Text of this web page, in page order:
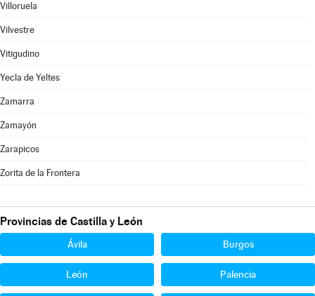
Villoruela
Vilvestre
Vitigudino
Yecla de Yeltes
Zamarra
Zamayón
Zarapicos
Zorita de la Frontera
Provincias de Castilla y León
Ávila Burgos
León Palencia